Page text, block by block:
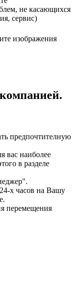
не касающихся
сервис)
изображения
предпочтителную
вас наиболее
в разделе
х часов на Вашу
перемещения